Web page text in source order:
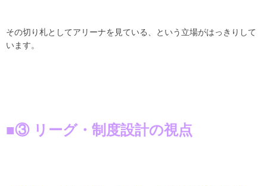
その切り札としてアリーナを見ている、という立場がはっきりして
います。
■③ リーグ・制度設計の視点